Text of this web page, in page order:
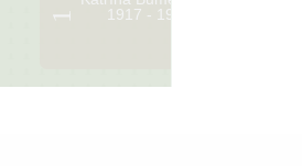
1
1917 - 1997